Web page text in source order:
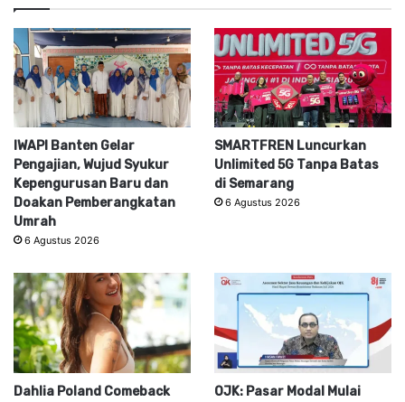
IWAPI Banten Gelar
Pengajian, Wujud Syukur
Kepengurusan Baru dan
Doakan Pemberangkatan
Umrah
6 Agustus 2026
SMARTFREN Luncurkan
Unlimited 5G Tanpa Batas
di Semarang
6 Agustus 2026
Dahlia Poland Comeback
OJK: Pasar Modal Mulai